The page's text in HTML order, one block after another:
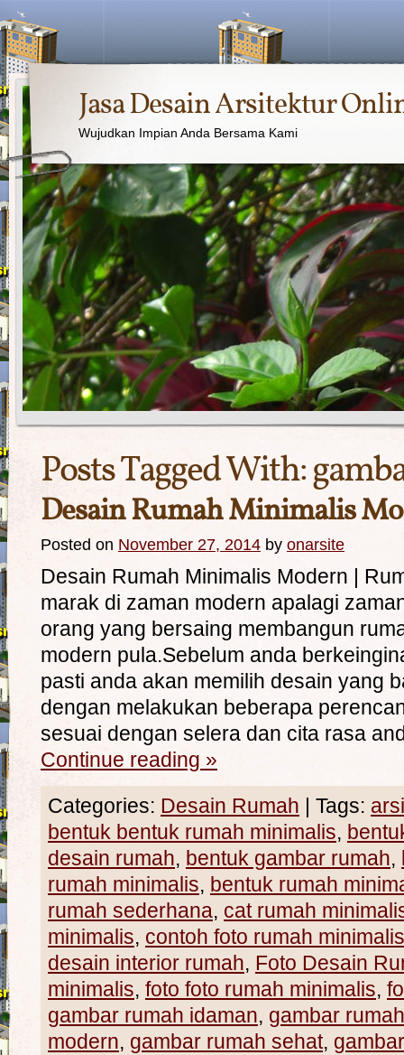
Jasa Desain Arsitektur
Wujudkan Impian Anda Bersama Kami
Posts Tagged With:
Desain Rumah Minimalis
Posted on November 27, 2014 by onarsite
Desain Rumah Minimalis Modern |
marak di zaman modern apalagi
orang yang bersaing membangun
modern pula.Sebelum anda
pasti anda akan memilih desain yang
dengan melakukan beberapa
sesuai dengan selera dan cita rasa
Continue reading »
Categories: Desain Rumah | Tags:
bentuk bentuk rumah minimalis,
desain rumah, bentuk gambar rumah,
rumah minimalis, bentuk rumah
rumah sederhana, cat rumah
minimalis, contoh foto rumah minimalis
desain interior rumah, Foto Desain
minimalis, foto foto rumah minimalis,
gambar rumah idaman, gambar
modern, gambar rumah sehat,